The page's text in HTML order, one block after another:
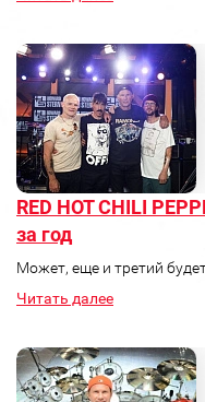
RED HOT CHILI
за год
Может, еще и третий
Читать далее